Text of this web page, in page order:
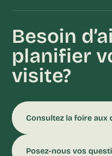
Besoin
planifier
visite?
Consultez la foire aux
Posez-nous vos